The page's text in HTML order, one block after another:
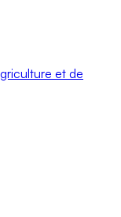
et de